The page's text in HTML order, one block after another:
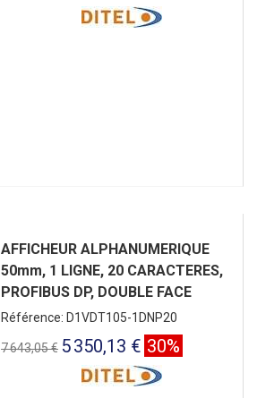
AFFICHEUR ALPHANUMERIQUE
50mm, 1 LIGNE, 20 CARACTERES,
PROFIBUS DP, DOUBLE FACE
Référence: D1VDT105-1DNP20
7 643,05 € 5 350,13 € 30%